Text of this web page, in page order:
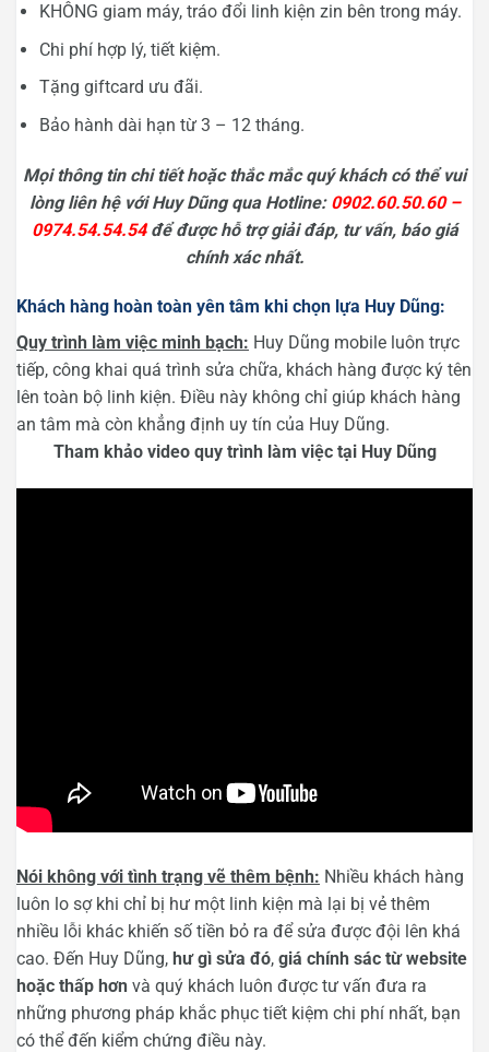
KHÔNG giam máy, tráo đổi linh kiện zin bên trong máy.
Chi phí hợp lý, tiết kiệm.
Tặng giftcard ưu đãi.
Bảo hành dài hạn từ 3 – 12 tháng.
Mọi thông tin chi tiết hoặc thắc mắc quý khách có thể vui
lòng liên hệ với Huy Dũng qua Hotline: 0902.60.50.60 –
0974.54.54.54để được hỗ trợ giải đáp, tư vấn, báo giá
chính xác nhất.
Khách hàng hoàn toàn yên tâm khi chọn lựa Huy Dũng:
Quy trình làm việc minh bạch: Huy Dũng mobile luôn trực
tiếp, công khai quá trình sửa chữa, khách hàng được ký tên
lên toàn bộ linh kiện. Điều này không chỉ giúp khách hàng
an tâm mà còn khẳng định uy tín của Huy Dũng.
Tham khảo video quy trình làm việc tại Huy Dũng
Nói không với tình trạng vẽ thêm bệnh: Nhiều khách hàng
luôn lo sợ khi chỉ bị hư một linh kiện mà lại bị vẻ thêm
nhiều lỗi khác khiến số tiền bỏ ra để sửa được đội lên khá
cao. Đến Huy Dũng, hư gì sửa đó, giá chính sác từ website
hoặc thấp hơn và quý khách luôn được tư vấn đưa ra
những phương pháp khắc phục tiết kiệm chi phí nhất, bạn
có thể đến kiểm chứng điều này.